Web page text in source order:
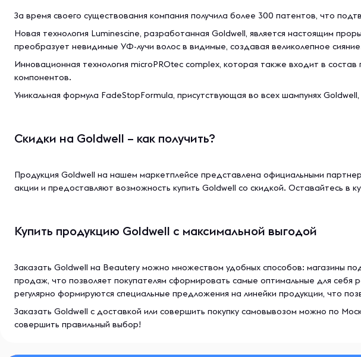
За время своего существования компания получила более 300 патентов, что
Новая технология Luminescine, разработанная Goldwell, является настоящим
преобразует невидимые УФ-лучи волос в видимые, создавая великолепное
Инновационная технология microPROtec complex, которая также входит в
компонентов.
Уникальная формула FadeStopFormula, присутствующая во всех шампунях
Скидки на Goldwell – как получить?
Продукция Goldwell на нашем маркетплейсе представлена официальными
акции и предоставляют возможность купить Goldwell со скидкой. Оставайтесь
Купить продукцию Goldwell с максимальной выгодой
Заказать Goldwell на Beautery можно множеством удобных способов: магазины
продаж, что позволяет покупателям сформировать самые оптимальные для
регулярно формируются специальные предложения на линейки продукции, что
Заказать Goldwell с доставкой или совершить покупку самовывозом можно по
совершить правильный выбор!